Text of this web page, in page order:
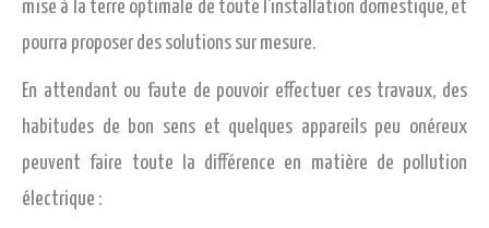
mise à la terre optimale de toute l'installation domestique, et
pourra proposer des solutions sur mesure.
En attendant ou faute de pouvoir effectuer ces travaux, des
habitudes de bon sens et quelques appareils peu onéreux
peuvent faire toute la différence en matière de pollution
électrique :